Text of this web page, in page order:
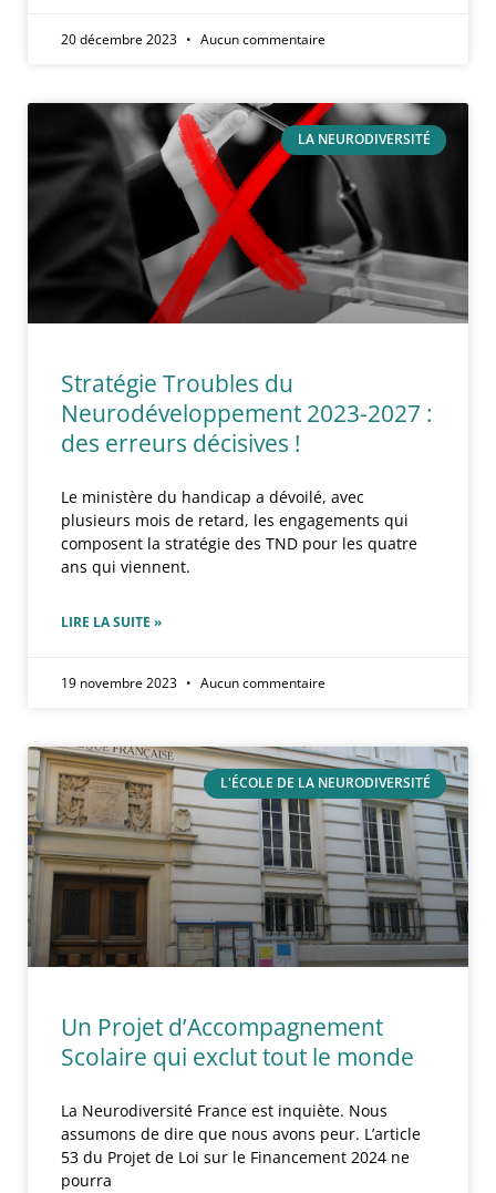
20 décembre 2023 Aucun commentaire
LA NEURODIVERSITÉ
Stratégie Troubles du
Neurodéveloppement 2023-2027 :
des erreurs décisives !
Le ministère du handicap a dévoilé, avec
plusieurs mois de retard, les engagements qui
composent la stratégie des TND pour les quatre
ans qui viennent.
LIRE LA SUITE »
19 novembre 2023 Aucun commentaire
L'ÉCOLE DE LA NEURODIVERSITÉ
Un Projet d’Accompagnement
Scolaire qui exclut tout le monde
La Neurodiversité France est inquiète. Nous
assumons de dire que nous avons peur. L’article
53 du Projet de Loi sur le Financement 2024 ne
pourra